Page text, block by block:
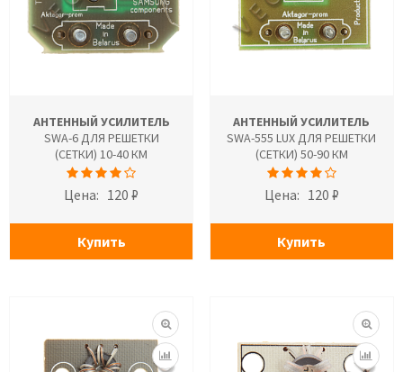
АНТЕННЫЙ УСИЛИТЕЛЬ
SWA-6 ДЛЯ РЕШЕТКИ
(СЕТКИ) 10-40 КМ
Цена: 120 ₽
Купить
АНТЕННЫЙ УСИЛИТЕЛЬ
SWA-555 LUX ДЛЯ РЕШЕТКИ
(СЕТКИ) 50-90 КМ
Цена: 120 ₽
Купить